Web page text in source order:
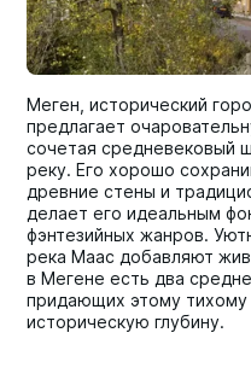
Меген, исторический
предлагает
сочетая средневековый
реку. Его хорошо
древние стены и
делает его идеальным
фэнтезийных жанров.
река Маас добавляют
в Мегене есть два
придающих этому
историческую глубину.